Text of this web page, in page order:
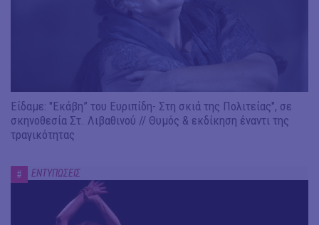
Είδαμε: "Εκάβη” του Ευριπίδη- Στη σκιά της Πολιτείας", σε
σκηνοθεσία Στ. Λιβαθινού // Θυμός & εκδίκηση έναντι της
τραγικότητας
# ΕΝΤΥΠΩΣΕΙΣ